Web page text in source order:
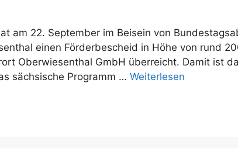
am 22. September im Beisein von
einen Förderbescheid in Höhe von rund
Oberwiesenthal GmbH überreicht. Damit ist
sächsische Programm … Weiterlesen